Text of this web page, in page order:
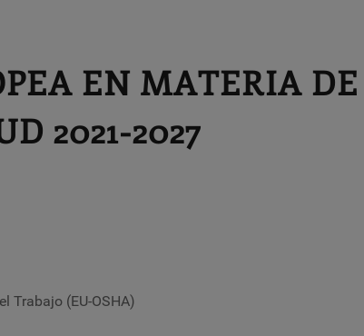
EN MATERIA DE
2021-2027
Trabajo (EU-OSHA)